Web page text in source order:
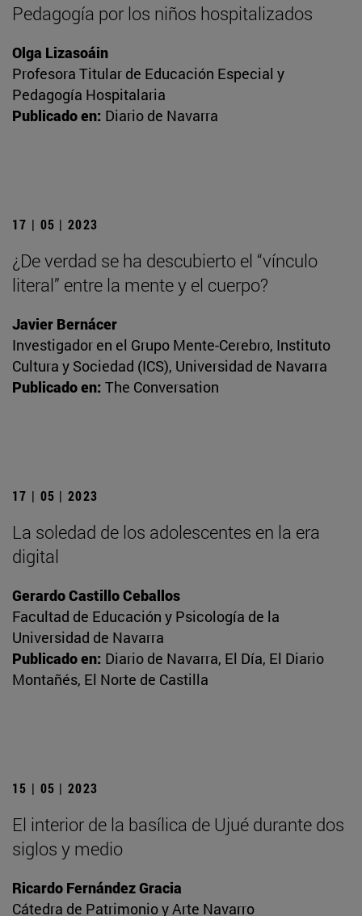
Pedagogía por los niños hospitalizados
Olga Lizasoáin
Profesora Titular de Educación Especial y
Pedagogía Hospitalaria
Publicado en: Diario de Navarra
17 | 05 | 2023
¿De verdad se ha descubierto el “vínculo
literal” entre la mente y el cuerpo?
Javier Bernácer
Investigador en el Grupo Mente-Cerebro, Instituto
Cultura y Sociedad (ICS), Universidad de Navarra
Publicado en: The Conversation
17 | 05 | 2023
La soledad de los adolescentes en la era
digital
Gerardo Castillo Ceballos
Facultad de Educación y Psicología de la
Universidad de Navarra
Publicado en: Diario de Navarra, El Día, El Diario
Montañés, El Norte de Castilla
15 | 05 | 2023
El interior de la basílica de Ujué durante dos
siglos y medio
Ricardo Fernández Gracia
Cátedra de Patrimonio y Arte Navarro